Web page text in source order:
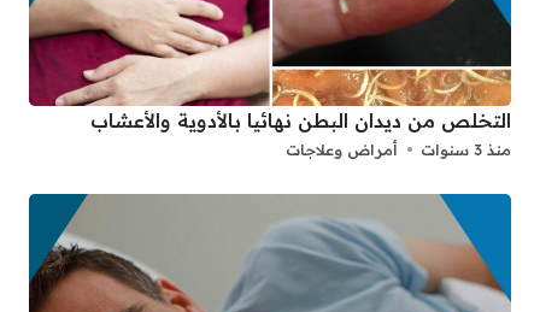
التخلص من ديدان البطن نهائيا بالأدوية والأعشاب
منذ 3 سنوات أمراض وعلاجات